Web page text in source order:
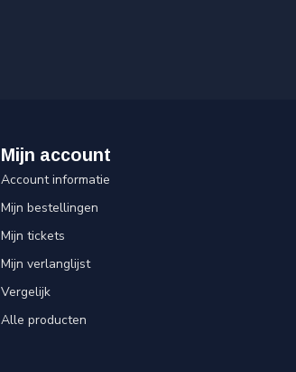
Mijn account
Account informatie
Mijn bestellingen
Mijn tickets
Mijn verlanglijst
Vergelijk
Alle producten